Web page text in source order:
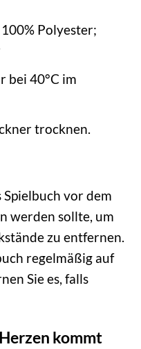
Polyester;
bei 40°C im
trocknen.
Spielbuch vor dem
werden sollte, um
zu entfernen.
regelmäßig auf
Sie es, falls
kommt